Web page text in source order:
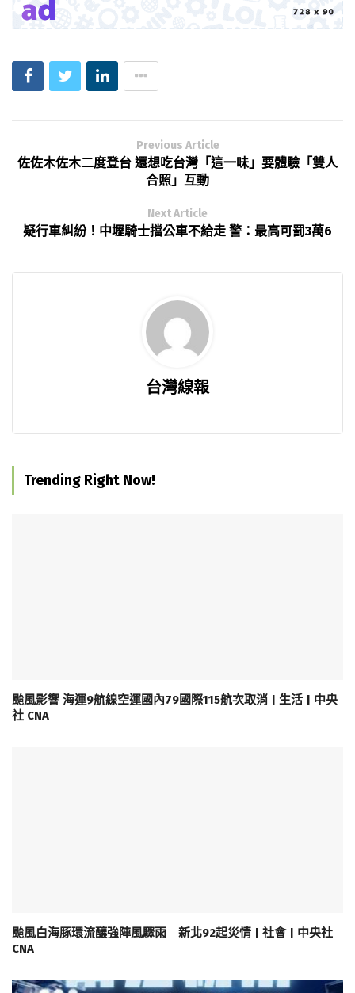
Previous Article
佐佐木佐木二度登台 還想吃台灣「這一味」要體驗「雙人
合照」互動
Next Article
疑行車糾紛！中壢騎士擋公車不給走 警：最高可罰3萬6
台灣線報
Trending Right Now!
颱風影響 海運9航線空運國內79國際115航次取消 | 生活 | 中央
社 CNA
颱風白海豚環流釀強陣風驟雨 新北92起災情 | 社會 | 中央社
CNA